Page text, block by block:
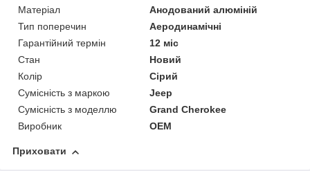
Матеріал
Анодований алюміній
Тип поперечин
Аеродинамічні
Гарантійний термін
12 міс
Стан
Новий
Колір
Сірий
Сумісність з маркою
Jeep
Сумісність з моделлю
Grand Cherokee
Виробник
OEM
Приховати